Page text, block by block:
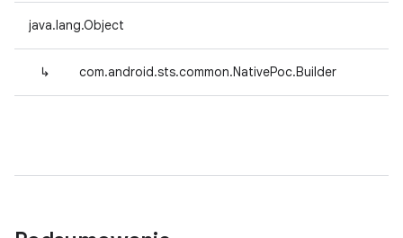
java.lang.Object
↳ com.android.sts.common.NativePoc.Builder